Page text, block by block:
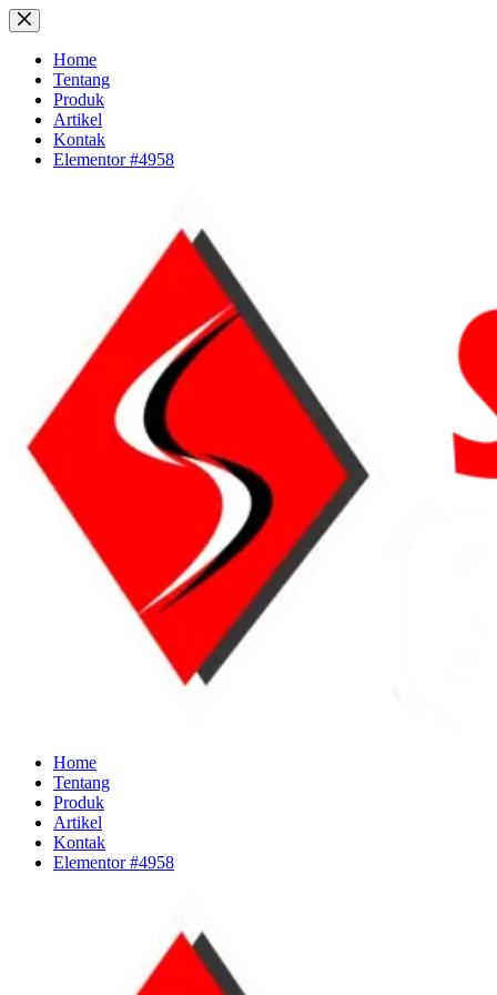
Skip
to
contentHome
Tentang
Produk
Artikel
Kontak
Elementor #4958
Home
Tentang
Produk
Artikel
Kontak
Elementor #4958